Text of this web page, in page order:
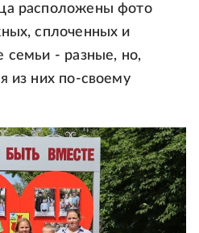
расположены фото
сплоченных и
семьи - разные, но,
из них по-своему